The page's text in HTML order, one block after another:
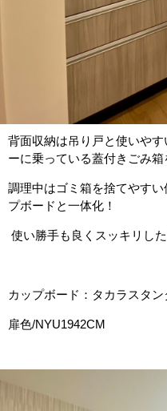
背面収納は吊り戸と使いや
ーに乗っている蓋付きごみ箱
調理中はゴミ箱を捨てやす
プボードと一体化！
使い勝手も良くスッキリし
カップボード：タカラスタ
扉色/NYU1942CM